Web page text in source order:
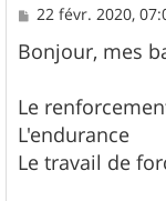
M
s
s
g
e
22 févr. 2020,
Bonjour, mes
Le
L'endurance
Le travail de